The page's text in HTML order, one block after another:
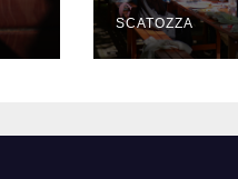
cibo
SCATOZZA